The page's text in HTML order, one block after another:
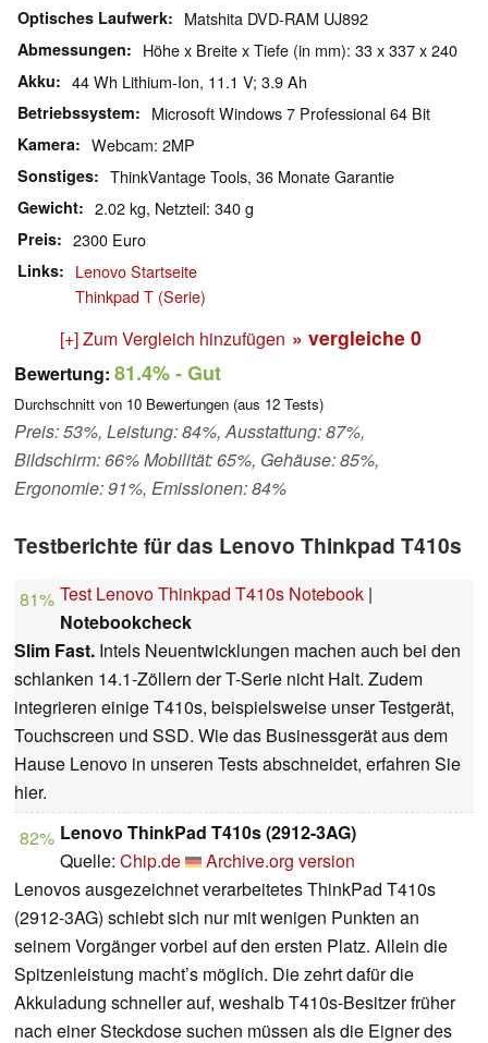
Optisches Laufwerk Matshita DVD-RAM UJ892
Abmessungen Höhe x Breite x Tiefe (in mm): 33 x 337 x 240
Akku 44 Wh Lithium-Ion, 11.1 V; 3.9 Ah
Betriebssystem Microsoft Windows 7 Professional 64 Bit
Kamera Webcam: 2MP
Sonstiges ThinkVantage Tools, 36 Monate Garantie
Gewicht 2.02 kg, Netzteil: 340 g
Preis 2300 Euro
Links
Lenovo Startseite
Thinkpad T (Serie)
[+] Zum Vergleich hinzufügen » vergleiche 0
Bewertung: 81.4%- Gut
Durchschnitt von 10 Bewertungen (aus 12 Tests)
Preis: 53%, Leistung: 84%, Ausstattung: 87%,
Bildschirm: 66% Mobilität: 65%, Gehäuse: 85%,
Ergonomie: 91%, Emissionen: 84%
Testberichte für das Lenovo Thinkpad T410s
81% Test Lenovo Thinkpad T410s Notebook |
Notebookcheck
Slim Fast. Intels Neuentwicklungen machen auch bei den
schlanken 14.1-Zöllern der T-Serie nicht Halt. Zudem
integrieren einige T410s, beispielsweise unser Testgerät,
Touchscreen und SSD. Wie das Businessgerät aus dem
Hause Lenovo in unseren Tests abschneidet, erfahren Sie
hier.
82% Lenovo ThinkPad T410s (2912-3AG)
Quelle: Chip.de
Archive.org version
Lenovos ausgezeichnet verarbeitetes ThinkPad T410s
(2912-3AG) schiebt sich nur mit wenigen Punkten an
seinem Vorgänger vorbei auf den ersten Platz. Allein die
Spitzenleistung macht’s möglich. Die zehrt dafür die
Akkuladung schneller auf, weshalb T410s-Besitzer früher
nach einer Steckdose suchen müssen als die Eigner des